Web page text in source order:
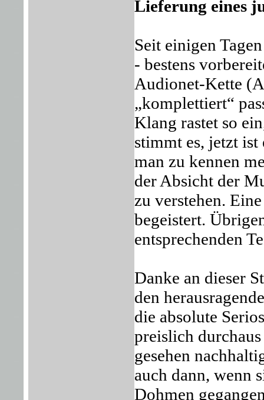
Lieferung eines
Seit einigen
- bestens
Audionet-Kette
„komplettiert“
Klang rastet so
stimmt es, jetzt
man zu kennen
der Absicht der
zu verstehen.
begeistert.
entsprechenden
Danke an dieser
den
die absolute
preislich
gesehen
auch dann, wenn
Dohmen